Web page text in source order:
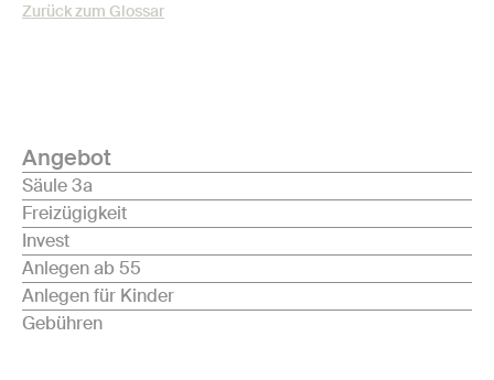
Zurück zum Glossar
Angebot
Säule 3a
Freizügigkeit
Invest
Anlegen ab 55
Anlegen für Kinder
Gebühren